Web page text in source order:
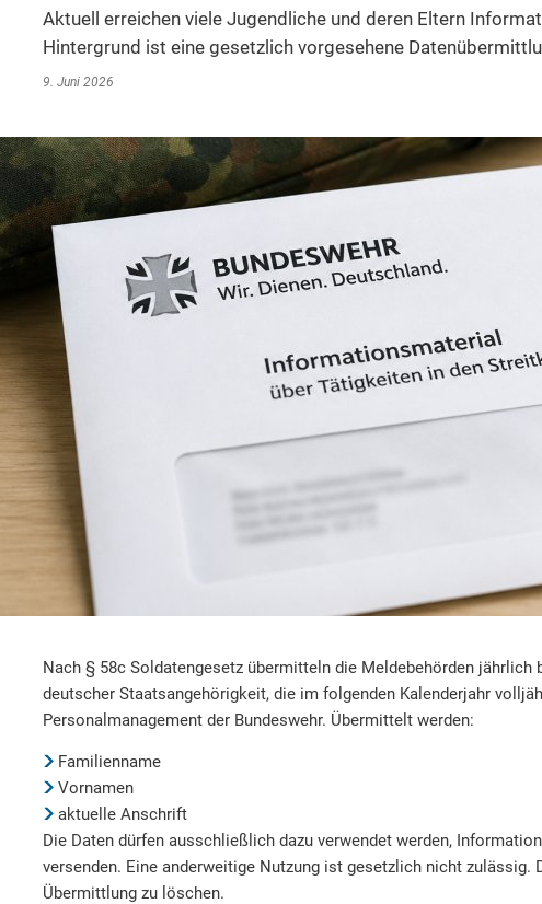
Aktuell erreichen viele Jugendliche und deren Eltern
Hintergrund ist eine gesetzlich vorgesehene
9. Juni 2026
Nach § 58c Soldatengesetz übermitteln die Meldebehörden
deutscher Staatsangehörigkeit, die im folgenden Kalenderjahr
Personalmanagement der Bundeswehr. Übermittelt werden:
Familienname
Vornamen
aktuelle Anschrift
Die Daten dürfen ausschließlich dazu verwendet werden,
versenden. Eine anderweitige Nutzung ist gesetzlich nicht zulässig.
Übermittlung zu löschen.